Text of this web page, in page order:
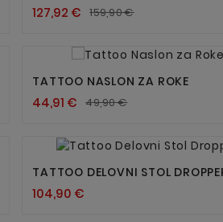
127,92 € 159,90 €
 
TATTOO NASLON ZA ROKE
44,91 € 49,90 €
 
TATTOO DELOVNI STOL
104,90 €